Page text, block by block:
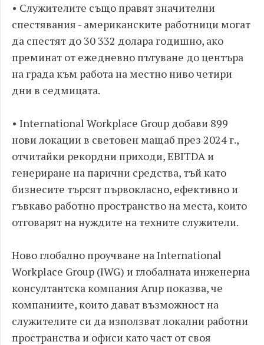
• Служителите също правят значителни
спестявания - американските работници могат
да спестят до 30 332 долара годишно, ако
преминат от ежедневно пътуване до центъра
на града към работа на местно ниво четири
дни в седмицата.
• International Workplace Group добави 899
нови локации в световен мащаб през 2024 г.,
отчитайки рекордни приходи, EBITDA и
генериране на парични средства, тъй като
бизнесите търсят първокласно, ефективно и
гъвкаво работно пространство на места, които
отговарят на нуждите на техните служители.
Ново глобално проучване на International
Workplace Group (IWG) и глобалната инженерна
консултантска компания Arup показва, че
компаниите, които дават възможност на
служителите си да използват локални работни
пространства и офиси като част от своя